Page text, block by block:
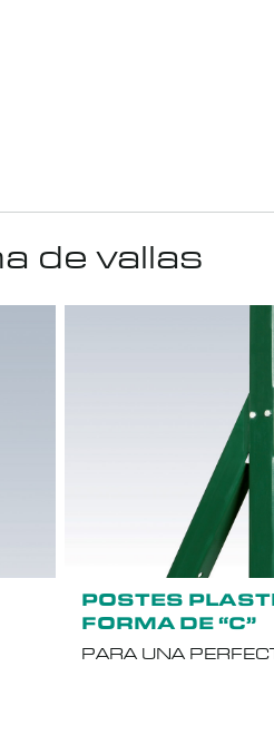
de vallas
POSTES
FORMA DE “C”
PARA UNA